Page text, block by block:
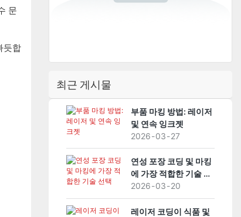
문
듯합
최근 게시물
부품 마킹 방법: 레이저
및 연속 잉크젯
2026 03 27
연성 포장 코딩 및 마킹
에 가장 적합한 기술 선
택
2026 03 20
레이저 코딩이 식품 및